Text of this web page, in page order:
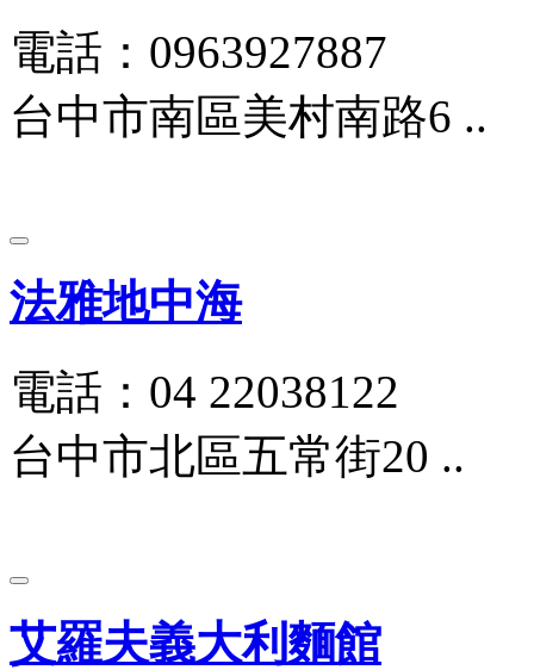
電話：0963927887
台中市南區美村南路6 ..
法雅地中海
電話：04 22038122
台中市北區五常街20 ..
艾羅夫義大利麵館